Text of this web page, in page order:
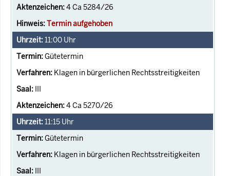
4 Ca 5284/26
Termin aufgehoben
11:00 Uhr
Gütetermin
Klagen in bürgerlichen Rechtsstreitigkeiten
III
4 Ca 5270/26
11:15 Uhr
Gütetermin
Klagen in bürgerlichen Rechtsstreitigkeiten
III